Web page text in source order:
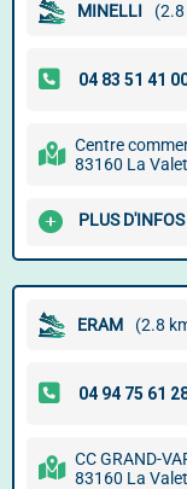
MINELLI
Centre
83160 La
PLUS
ERAM (2.8
CC GRAND-
83160 La